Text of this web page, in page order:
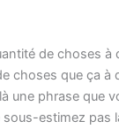
de choses à
choses que ça à
une phrase que
sous-estimez pas